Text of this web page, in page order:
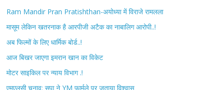
b
o
o
t
e
r
Ram Mandir Pran Pratishthan-अयोध्या में विराजे रामलला
मासूम लेकिन खतरनाक है आरपीजी अटैक का नाबालिग आरोपी..!
अब फिल्मों के लिए धार्मिक बोर्ड..!
आज बिखर जाएगा इमरान खान का विकेट
मोटर साइकिल पर न्याय विभाग .!
एमएलसी चुनाव: सपा ने YM फार्मूले पर जताया विश्वास